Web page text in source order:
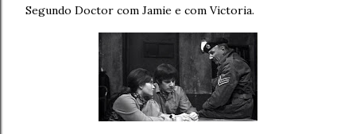
Segundo Doctor com Jamie e com Victoria.